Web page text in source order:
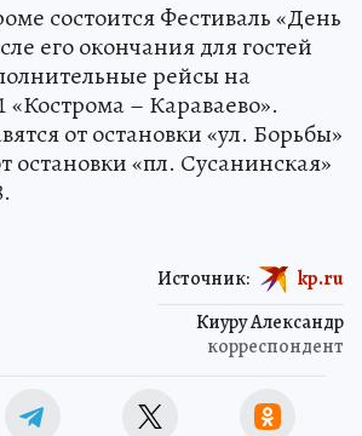
состоится Фестиваль «День
его окончания для гостей
рейсы на
– Караваево».
от остановки «ул. Борьбы»
остановки «пл. Сусанинская»
Киуру Александр
корреспондент
Источник: kp.ru